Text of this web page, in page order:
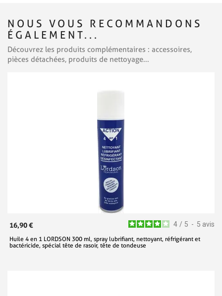
NOUS VOUS RECOMMANDONS
ÉGALEMENT...
Découvrez les produits complémentaires : accessoires,
pièces détachées, produits de nettoyage...
4 / 5 - 5 avis
16,90 €
Huile 4 en 1 LORDSON 300 ml, spray lubrifiant, nettoyant, réfrigérant et
bactéricide, spécial tête de rasoir, tête de tondeuse